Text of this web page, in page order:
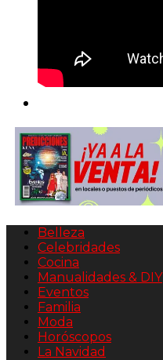
Belleza
Celebridades
Cocina
Manualidades & DIY
Eventos
Familia
Moda
Horóscopos
La Navidad